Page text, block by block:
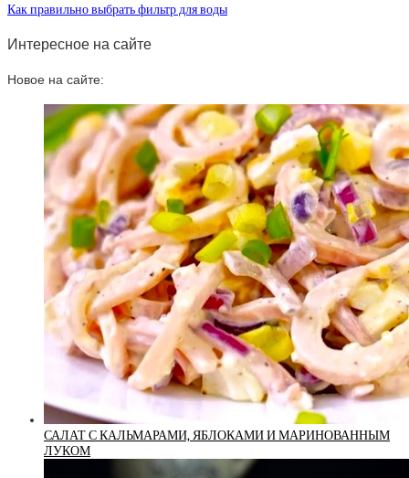
Как правильно выбрать фильтр для воды
Интересное на сайте
Новое на сайте:
САЛАТ С КАЛЬМАРАМИ, ЯБЛОКАМИ И МАРИНОВАННЫМ
ЛУКОМ